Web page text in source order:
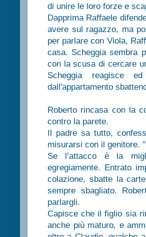
di unire le loro forze e
Dapprima Raffaele
avere sul ragazzo, ma
per parlare con Viola,
casa. Scheggia sembra
con la scusa di cercare
Scheggia reagisce
dall'appartamento
Roberto rincasa con la
contro la parete.
Il padre sa tutto,
misurarsi con il genitore.
Se l’attacco è la
egregiamente. Entrato
colazione, sbatte la
sempre sbagliato.
parlargli.
Capisce che il figlio sia
anche più maturo, e